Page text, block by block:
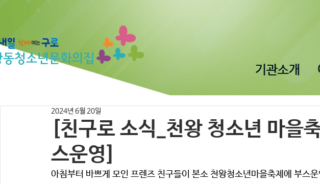
기관소개
[친구로 소식_천왕 청소년 마을
스운영]
2024년 6월 20일
아침부터 바쁘게 모인 프렌즈 친구들이 본소 천왕청소년마을축제에 부스